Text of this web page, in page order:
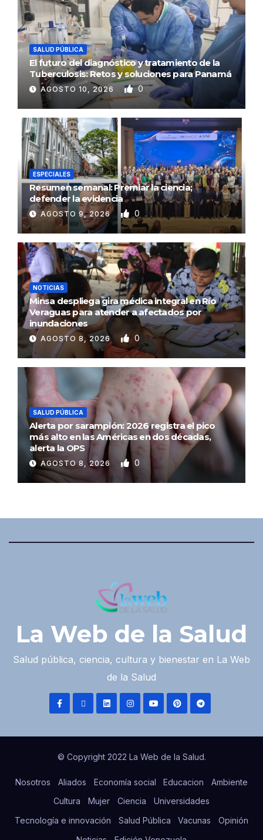
SALUD PÚBLICA
El futuro del diagnóstico y tratamiento de la
Tuberculosis: Retos y soluciones para Panamá
AGOSTO 10, 2026 0
ESPECIALES
Resumen semanal: Premiar la ciencia;
defender la evidencia
AGOSTO 9, 2026 0
NOTICIAS
Minsa despliega gira médica integral en Río
Veraguas para atender a afectados por
inundaciones
AGOSTO 8, 2026 0
SALUD PÚBLICA
Alerta por sarampión: 2026 registra el pico
más alto en las Américas en dos décadas,
alerta la OPS
AGOSTO 8, 2026 0
La Web de la Salud
Salud pública, ciencia, cultura y bienestar en La Web
de la Salud
© Copyright 2022 La Web de la Salud.
Nosotros Aliados Economía social Educacion
Ambiente
Cultura
Mujer Ciencia
Universidades
Tecnología e innovación
Salud Pública Vacunas
Opinión